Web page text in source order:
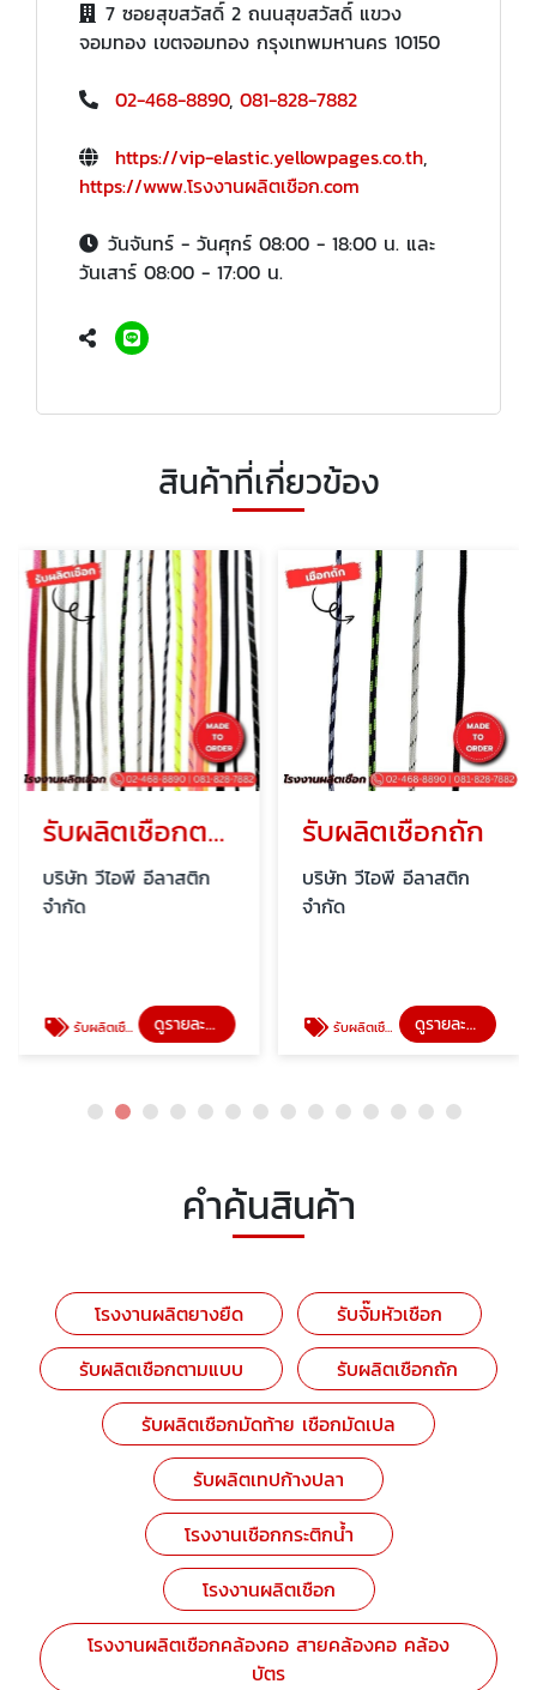
7 ซอยสุขสวัสดิ์ 2 ถนนสุขสวัสดิ์ แขวง
จอมทอง เขตจอมทอง กรุงเทพมหานคร 10150
02-468-8890, 081-828-7882
https://vip-elastic.yellowpages.co.th,
https://www.โรงงานผลิตเชือก.com
วันจันทร์ - วันศุกร์ 08:00 - 18:00 น. และ
วันเสาร์ 08:00 - 17:00 น.
สินค้าที่เกี่ยวข้อง
รับผลิตเชือกตามแบบ
บริษัท วีไอพี อีลาสติก
จำกัด
รับผลิตเชือกตามแบบ ดูรายละเอียด
รับผลิตเชือกถัก
บริษัท วีไอพี อีลาสติก
จำกัด
รับผลิตเชือกถัก ดูรายละเอียด
คำค้นสินค้า
โรงงานผลิตยางยืด
รับจั๊มหัวเชือก
รับผลิตเชือกตามแบบ
รับผลิตเชือกถัก
รับผลิตเชือกมัดท้าย เชือกมัดเปล
รับผลิตเทปก้างปลา
โรงงานเชือกกระติกน้ำ
โรงงานผลิตเชือก
โรงงานผลิตเชือกคล้องคอ สายคล้องคอ คล้อง
บัตร